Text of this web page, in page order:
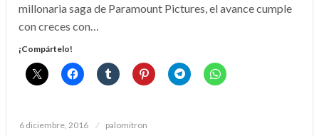
millonaria saga de Paramount Pictures, el avance cumple
con creces con…
¡Compártelo!
Publicado
6 diciembre, 2016 palomitron